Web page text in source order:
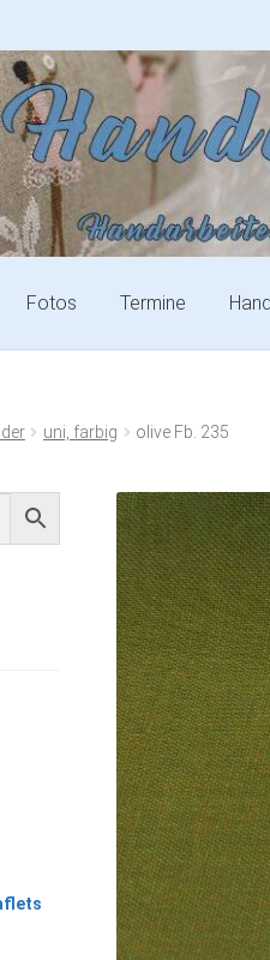
Fotos Termine
uni, farbig olive Fb. 235